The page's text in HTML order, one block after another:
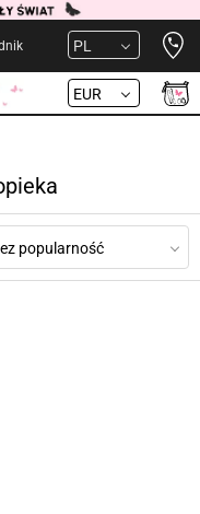
PL
EUR
popularność